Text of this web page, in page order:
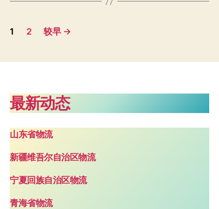
文
分
1 2 较早 →
最新动态
山东省物流
新疆维吾尔自治区物流
宁夏回族自治区物流
青海省物流